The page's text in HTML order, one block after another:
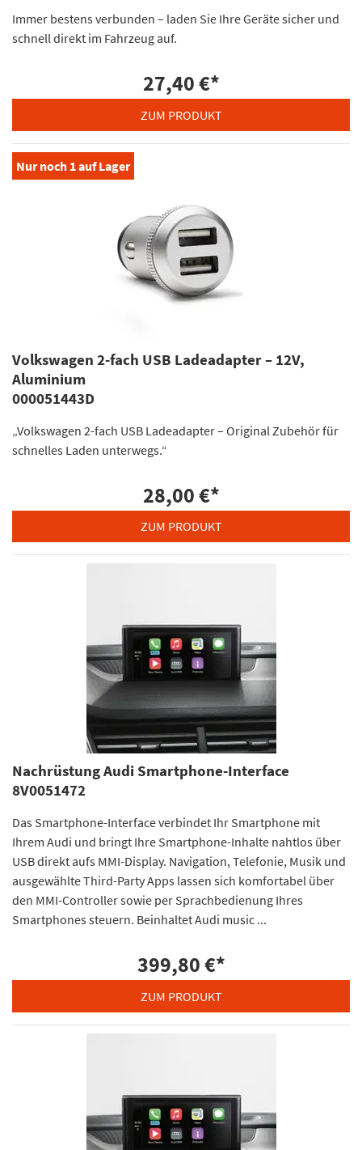
Immer bestens verbunden – laden Sie Ihre Geräte sicher und
schnell direkt im Fahrzeug auf.
27,40 €*
ZUM PRODUKT
Nur noch 1auf Lager
Volkswagen 2-fach USB Ladeadapter – 12V,
Aluminium
000051443D
„Volkswagen 2-fach USB Ladeadapter – Original Zubehör für
schnelles Laden unterwegs.“
28,00 €*
ZUM PRODUKT
Nachrüstung Audi Smartphone-Interface
8V0051472
Das Smartphone-Interface verbindet Ihr Smartphone mit
Ihrem Audi und bringt Ihre Smartphone-Inhalte nahtlos über
USB direkt aufs MMI-Display. Navigation, Telefonie, Musik und
ausgewählte Third-Party Apps lassen sich komfortabel über
den MMI-Controller sowie per Sprachbedienung Ihres
Smartphones steuern. Beinhaltet Audi music ...
399,80 €*
ZUM PRODUKT